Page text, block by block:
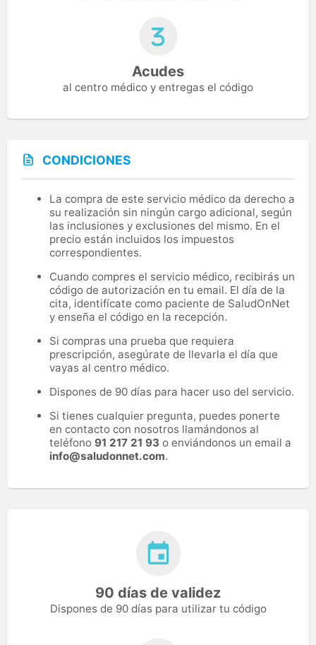
Acudes
al centro médico y entregas el código
CONDICIONES
La compra de este servicio médico da derecho a
su realización sin ningún cargo adicional, según
las inclusiones y exclusiones del mismo. En el
precio están incluidos los impuestos
correspondientes.
Cuando compres el servicio médico, recibirás un
código de autorización en tu email. El día de la
cita, identifícate como paciente de SaludOnNet
y enseña el código en la recepción.
Si compras una prueba que requiera
prescripción, asegúrate de llevarla el día que
vayas al centro médico.
Dispones de 90 días para hacer uso del servicio.
Si tienes cualquier pregunta, puedes ponerte
en contacto con nosotros llamándonos al
teléfono 91 217 21 93 o enviándonos un email a
info@saludonnet.com.
90 días de validez
Dispones de 90 días para utilizar tu código